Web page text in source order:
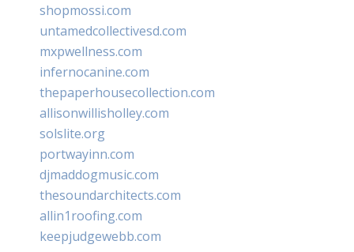
shopmossi.com
untamedcollectivesd.com
mxpwellness.com
infernocanine.com
thepaperhousecollection.com
allisonwillisholley.com
solslite.org
portwayinn.com
djmaddogmusic.com
thesoundarchitects.com
allin1roofing.com
keepjudgewebb.com